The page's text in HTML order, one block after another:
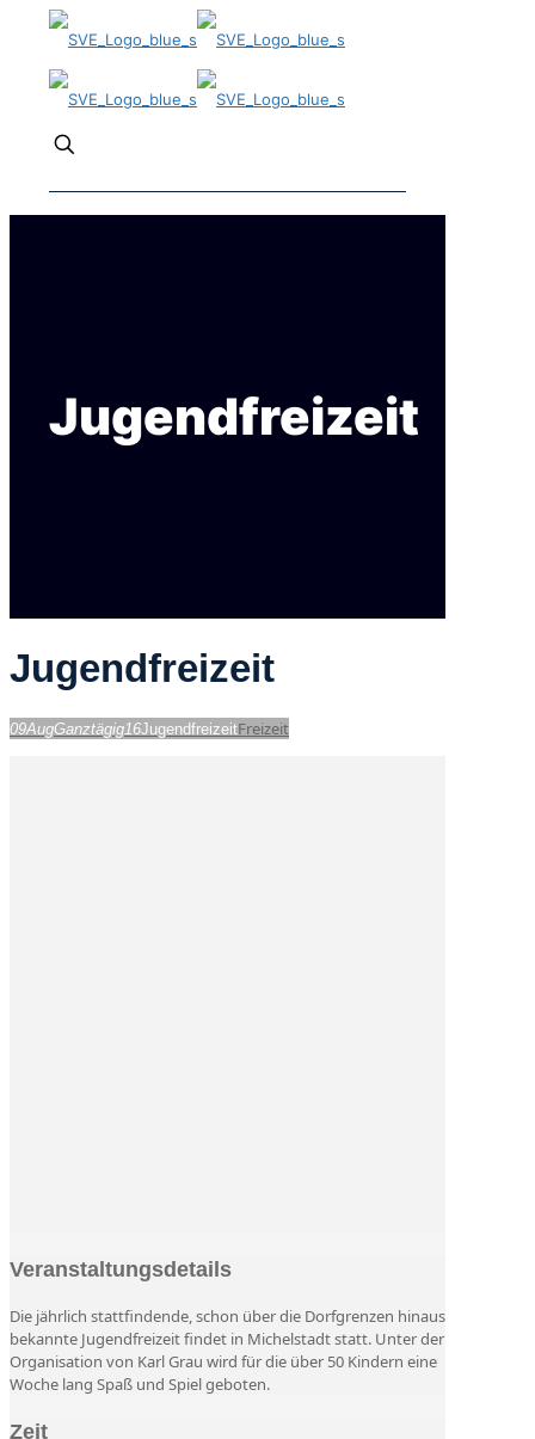
Jugendfreizeit
Jugendfreizeit
09AugGanztägig16JugendfreizeitFreizeit
Veranstaltungsdetails
Die jährlich stattfindende, schon über die Dorfgrenzen hinaus
bekannte Jugendfreizeit findet in Michelstadt statt. Unter der
Organisation von Karl Grau wird für die über 50 Kindern eine
Woche lang Spaß und Spiel geboten.
Zeit